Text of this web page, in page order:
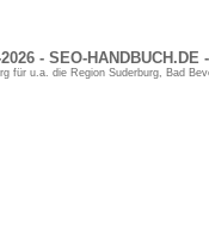
- SEO-
für u.a. die Region Suderburg, Bad